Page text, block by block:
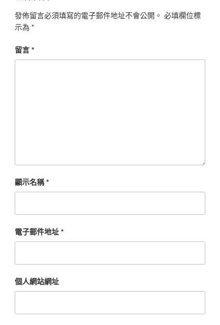
發佈留言必須填寫的電子郵件地址不會公開。 必填欄位標
示為 *
留言*
顯示名稱*
電子郵件地址*
個人網站網址